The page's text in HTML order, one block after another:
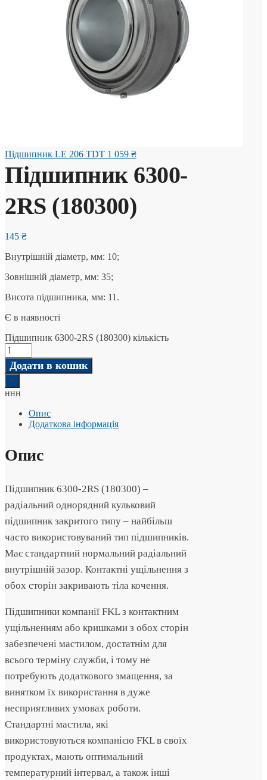
Підшипник LE 206 TDT 1 059 ₴
Підшипник 6300-
2RS (180300)
145 ₴
Внутрішній діаметр, мм: 10;
Зовнішній діаметр, мм: 35;
Висота підшипника, мм: 11.
Є в наявності
Підшипник 6300-2RS (180300) кількість
Додати в кошик
×
ннн
Опис
Додаткова інформація
Опис
Підшипник 6300-2RS (180300) –
радіальний однорядний кульковий
підшипник закритого типу – найбільш
часто використовуваний тип підшипників.
Має стандартний нормальний радіальний
внутрішній зазор. Контактні ущільнення з
обох сторін закривають тіла кочення.
Підшипники компанії FKL з контактним
ущільненням або кришками з обох сторін
забезпечені мастилом, достатнім для
всього терміну служби, і тому не
потребують додаткового змащення, за
винятком їх використання в дуже
несприятливих умовах роботи.
Стандартні мастила, які
використовуються компанією FKL в своїх
продуктах, мають оптимальний
температурний інтервал, а також інші